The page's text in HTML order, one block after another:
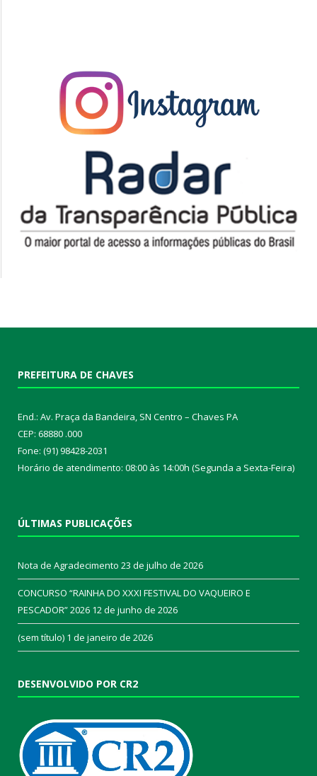
PREFEITURA DE CHAVES
End.: Av. Praça da Bandeira, SN Centro – Chaves PA
CEP: 68880 .000
Fone: (91) 98428-2031
Horário de atendimento: 08:00 às 14:00h (Segunda a Sexta-Feira)
ÚLTIMAS PUBLICAÇÕES
Nota de Agradecimento 23 de julho de 2026
CONCURSO “RAINHA DO XXXI FESTIVAL DO VAQUEIRO E
PESCADOR” 2026 12 de junho de 2026
(sem título) 1 de janeiro de 2026
DESENVOLVIDO POR CR2